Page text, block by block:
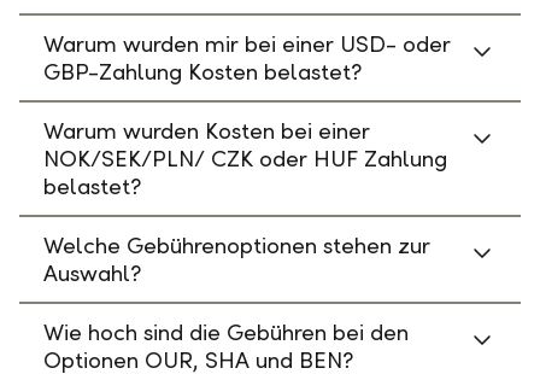
Warum wurden mir bei einer USD- oder
GBP-Zahlung Kosten belastet?
Warum wurden Kosten bei einer
NOK/SEK/PLN/ CZK oder HUF Zahlung
belastet?
Welche Gebührenoptionen stehen zur
Auswahl?
Wie hoch sind die Gebühren bei den
Optionen OUR, SHA und BEN?